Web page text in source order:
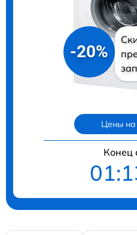
-20%
Цены на
Конец